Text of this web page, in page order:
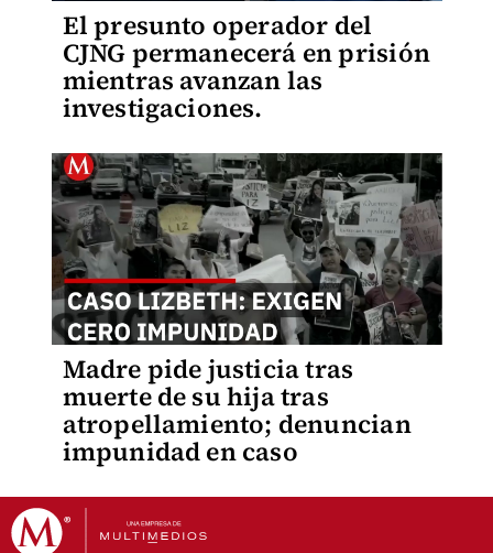
El presunto operador del
CJNG permanecerá en prisión
mientras avanzan las
investigaciones.
Madre pide justicia tras
muerte de su hija tras
atropellamiento; denuncian
impunidad en caso